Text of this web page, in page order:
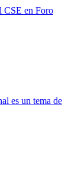
CSE en Foro
es un tema de